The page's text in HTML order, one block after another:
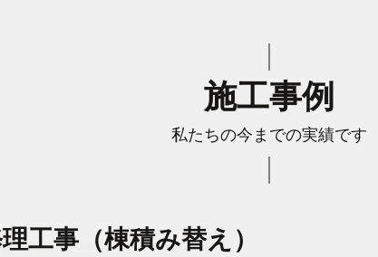
施工事例
私たちの今までの実績です
工事（棟積み替え）